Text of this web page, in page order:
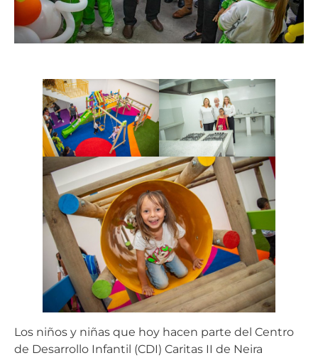
Los niños y niñas que hoy hacen parte del Centro
de Desarrollo Infantil (CDI) Caritas II de Neira